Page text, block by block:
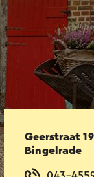
Geerstraat 19
Bingelrade